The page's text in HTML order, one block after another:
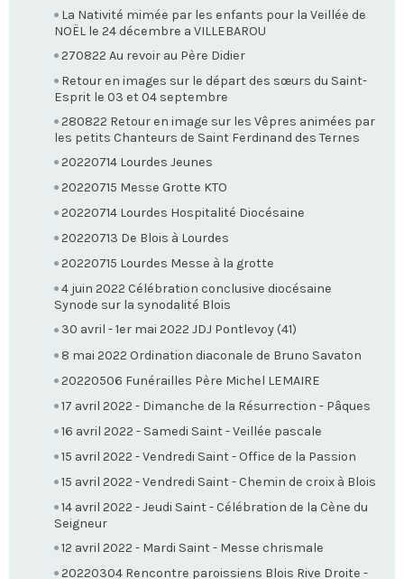
La Nativité mimée par les enfants pour la Veillée de
NOËL le 24 décembre a VILLEBAROU
270822 Au revoir au Père Didier
Retour en images sur le départ des sœurs du Saint-
Esprit le 03 et 04 septembre
280822 Retour en image sur les Vêpres animées par
les petits Chanteurs de Saint Ferdinand des Ternes
20220714 Lourdes Jeunes
20220715 Messe Grotte KTO
20220714 Lourdes Hospitalité Diocésaine
20220713 De Blois à Lourdes
20220715 Lourdes Messe à la grotte
4 juin 2022 Célébration conclusive diocésaine
Synode sur la synodalité Blois
30 avril - 1er mai 2022 JDJ Pontlevoy (41)
8 mai 2022 Ordination diaconale de Bruno Savaton
20220506 Funérailles Père Michel LEMAIRE
17 avril 2022 - Dimanche de la Résurrection - Pâques
16 avril 2022 - Samedi Saint - Veillée pascale
15 avril 2022 - Vendredi Saint - Office de la Passion
15 avril 2022 - Vendredi Saint - Chemin de croix à Blois
14 avril 2022 - Jeudi Saint - Célébration de la Cène du
Seigneur
12 avril 2022 - Mardi Saint - Messe chrismale
20220304 Rencontre paroissiens Blois Rive Droite -